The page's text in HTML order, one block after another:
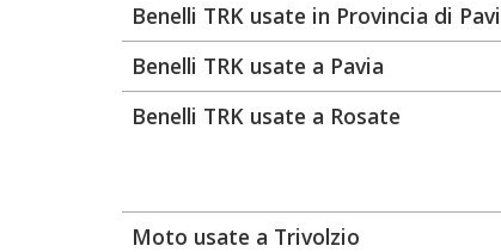
Benelli TRK usate in Provincia di
Benelli TRK usate a Pavia
Benelli TRK usate a Rosate
Moto usate a Trivolzio